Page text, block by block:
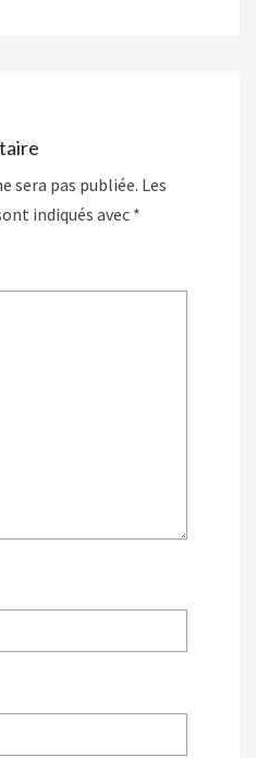
sera pas publiée. Les
indiqués avec *